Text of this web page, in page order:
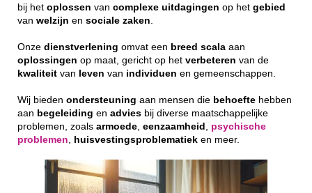
bij het oplossen van complexe uitdagingen op het gebied
van welzijn en sociale zaken
Onze dienstverlening omvat een breed scala aan
oplossingen op maat, gericht op het verbeteren van de
kwaliteit van leven van individuen en gemeenschappen.
Wij bieden ondersteuning aan mensen die behoefte hebben
aan begeleiding en advies bij diverse maatschappelijke
problemen, zoals armoede eenzaamheid
psychische
problemen
huisvestingsproblematiek en meer.